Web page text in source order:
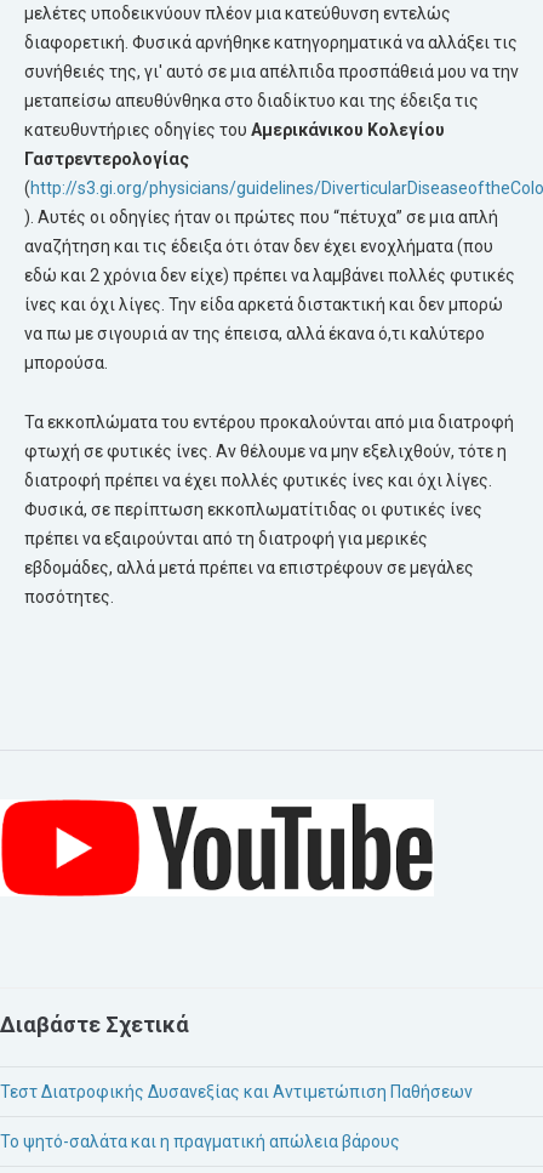
μελέτες υποδεικνύουν πλέον μια κατεύθυνση εντελώς
διαφορετική. Φυσικά αρνήθηκε κατηγορηματικά να αλλάξει τις
συνήθειές της, γι' αυτό σε μια απέλπιδα προσπάθειά μου να την
μεταπείσω απευθύνθηκα στο διαδίκτυο και της έδειξα τις
κατευθυντήριες οδηγίες του Αμερικάνικου Κολεγίου
Γαστρεντερολογίας
(http://s3.gi.org/physicians/guidelines/
). Αυτές οι οδηγίες ήταν οι πρώτες που “πέτυχα” σε μια απλή
αναζήτηση και τις έδειξα ότι όταν δεν έχει ενοχλήματα (που
εδώ και 2 χρόνια δεν είχε) πρέπει να λαμβάνει πολλές φυτικές
ίνες και όχι λίγες. Την είδα αρκετά διστακτική και δεν μπορώ
να πω με σιγουριά αν της έπεισα, αλλά έκανα ό,τι καλύτερο
μπορούσα.
Τα εκκοπλώματα του εντέρου προκαλούνται από μια διατροφή
φτωχή σε φυτικές ίνες. Αν θέλουμε να μην εξελιχθούν, τότε η
διατροφή πρέπει να έχει πολλές φυτικές ίνες και όχι λίγες.
Φυσικά, σε περίπτωση εκκοπλωματίτιδας οι φυτικές ίνες
πρέπει να εξαιρούνται από τη διατροφή για μερικές
εβδομάδες, αλλά μετά πρέπει να επιστρέφουν σε μεγάλες
ποσότητες.
Διαβάστε Σχετικά
Τεστ Διατροφικής Δυσανεξίας και Αντιμετώπιση Παθήσεων
Το ψητό-σαλάτα και η πραγματική απώλεια βάρους